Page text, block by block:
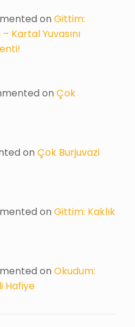
on Gittim:
Kartal Yuvasını
on Çok
on Çok Burjuvazi
on Gittim: Kaklık
on Okudum:
Hafiye